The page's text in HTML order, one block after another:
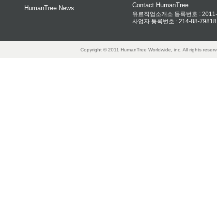
HumanTree News
Contact HumanTree
유료직업소개소 등록번호 :
사업자 등록번호 : 214-88-79818
Copyright © 2011 HumanTree Worldwide, inc. All rights